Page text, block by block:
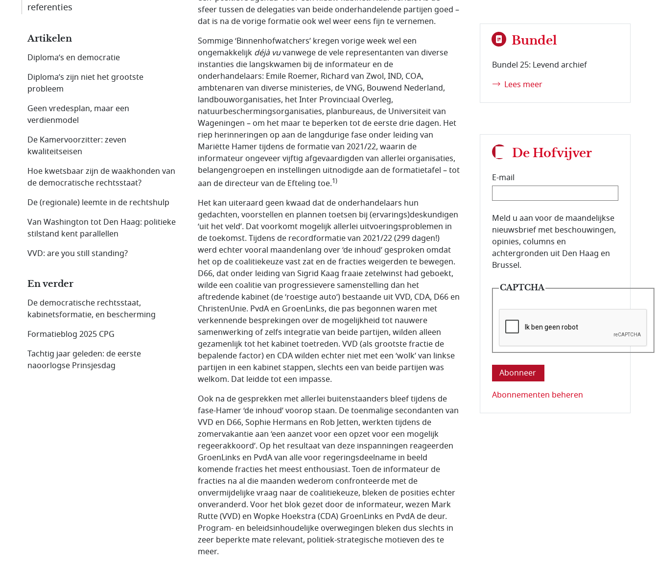
sfeer tussen de delegaties van beide onderhandelende partijen goed –
dat is na de vorige formatie ook wel weer eens fijn te vernemen.
Sommige ‘Binnenhofwatchers’ kregen vorige week wel een
ongemakkelijk déjà vuvanwege de vele representanten van diverse
instanties die langskwamen bij de informateur en de
onderhandelaars: Emile Roemer, Richard van Zwol, IND, COA,
ambtenaren van diverse ministeries, de VNG, Bouwend Nederland,
landbouworganisaties, het Inter Provinciaal Overleg,
natuurbeschermingsorganisaties, planbureaus, de Universiteit van
Wageningen – om het maar te beperken tot de eerste drie dagen. Het
riep herinneringen op aan de langdurige fase onder leiding van
Mariëtte Hamer tijdens de formatie van 2021/22, waarin de
informateur ongeveer vijftig afgevaardigden van allerlei organisaties,
belangengroepen en instellingen uitnodigde aan de formatietafel – tot
aan de directeur van de Efteling toe.1)
Het kan uiteraard geen kwaad dat de onderhandelaars hun
gedachten, voorstellen en plannen toetsen bij (ervarings)deskundigen
‘uit het veld’. Dat voorkomt mogelijk allerlei uitvoeringsproblemen in
de toekomst. Tijdens de recordformatie van 2021/22 (299 dagen!)
werd echter vooral maandenlang over ‘de inhoud’ gesproken omdat
het op de coalitiekeuze vast zat en de fracties weigerden te bewegen.
D66, dat onder leiding van Sigrid Kaag fraaie zetelwinst had geboekt,
wilde een coalitie van progressievere samenstelling dan het
aftredende kabinet (de ‘roestige auto’) bestaande uit VVD, CDA, D66 en
ChristenUnie. PvdA en GroenLinks, die pas begonnen waren met
verkennende besprekingen over de mogelijkheid tot nauwere
samenwerking of zelfs integratie van beide partijen, wilden alleen
gezamenlijk tot het kabinet toetreden. VVD (als grootste fractie de
bepalende factor) en CDA wilden echter niet met een ‘wolk’ van linkse
partijen in een kabinet stappen, slechts een van beide partijen was
welkom. Dat leidde tot een impasse.
Ook na de gesprekken met allerlei buitenstaanders bleef tijdens de
fase-Hamer ‘de inhoud’ voorop staan. De toenmalige secondanten van
VVD en D66, Sophie Hermans en Rob Jetten, werkten tijdens de
zomervakantie aan ‘een aanzet voor een opzet voor een mogelijk
regeerakkoord’. Op het resultaat van deze inspanningen reageerden
GroenLinks en PvdA van alle voor regeringsdeelname in beeld
komende fracties het meest enthousiast. Toen de informateur de
fracties na al die maanden wederom confronteerde met de
onvermijdelijke vraag naar de coalitiekeuze, bleken de posities echter
onveranderd. Voor het blok gezet door de informateur, wezen Mark
Rutte (VVD) en Wopke Hoekstra (CDA) GroenLinks en PvdA de deur.
Program- en beleidsinhoudelijke overwegingen bleken dus slechts in
zeer beperkte mate relevant, politiek-strategische motieven des te
meer.
referenties
Artikelen
Diploma’s en democratie
Diploma’s zijn niet het grootste
probleem
Geen vredesplan, maar een
verdienmodel
De Kamervoorzitter: zeven
kwaliteitseisen
Hoe kwetsbaar zijn de waakhonden van
de democratische rechtsstaat?
De (regionale) leemte in de rechtshulp
Van Washington tot Den Haag: politieke
stilstand kent parallellen
VVD: are you still standing?
En verder
De democratische rechtsstaat,
kabinetsformatie, en bescherming
Formatieblog 2025 CPG
Tachtig jaar geleden: de eerste
naoorlogse Prinsjesdag
Bundel
Bundel 25: Levend archief
Lees meer
De Hofvijver
E-mail
E-mailadres van de abonnee.
Meld u aan voor de maandelijkse
nieuwsbrief met beschouwingen,
opinies, columns en
achtergronden uit Den Haag en
Brussel.
CAPTCHA
Deze vraag is om te controleren dat u
Abonnementen beheren